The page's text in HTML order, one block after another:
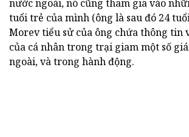
nước ngoài, nó cũng tham gia vào
tuổi trẻ của mình (ông là sau đó 24
Morev tiểu sử của ông chứa thông tin
của cá nhân trong trại giam một số
ngoài, và trong hành động.